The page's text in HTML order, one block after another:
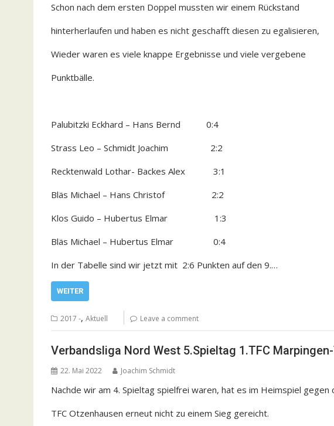
Schon nach dem ersten Doppel mussten wir einem Rückstand
hinterherlaufen und haben es nicht geschafft diesen zu egalisieren,
Wieder waren es viele knappe Ergebnisse und viele vergebene
Punktbälle.
Palubitzki Eckhard – Hans Bernd 0:4
Strass Leo – Schmidt Joachim 2:2
Recktenwald Lothar- Backes Alex 3:1
Bläs Michael – Hans Christof 2:2
Klos Guido – Hubertus Elmar 1:3
Bläs Michael – Hubertus Elmar 0:4
In der Tabelle sind wir jetzt mit 2:6 Punkten auf den 9.…
WEITER
2017 -, Aktuell Leave a comment
Verbandsliga Nord West 5.Spieltag 1.TFC
22. Mai 2022 Joachim Schmidt
Nachde wir am 4. Spieltag spielfrei waren, hat es im Heimspiel gegen
TFC Otzenhausen erneut nicht zu einem Sieg gereicht.